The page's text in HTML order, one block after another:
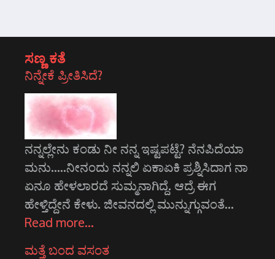
ಸಣ್ಣ ಕತೆ
ನಿನ್ನೇಕೆ ಪ್ರೀತಿಸಿದೆ?
ನನ್ನಲ್ಲೇನು ಕಂಡು ನೀ ನನ್ನ ಇಷ್ಟಪಟ್ಟೆ? ನೆನಪಿದೆಯಾ
ಮನು.....ನೀನಂದು ನನ್ನಲಿ ಏಕಾ‌ಏಕಿ ಪ್ರಶ್ನಿಸಿದಾಗ ನಾ
ಏನೂ ಹೇಳಲಾರದೆ ಸುಮ್ಮನಾಗಿದ್ದೆ. ಆದ್ರೆ ಈಗ
ಹೇಳ್ತಿದ್ದೇನೆ ಕೇಳು. ಜೀವನದಲ್ಲಿ ಮುನ್ನುಗ್ಗುವಂತೆ…
Read more…
ಮತ್ತೆ ಬಂದ ವಸಂತ